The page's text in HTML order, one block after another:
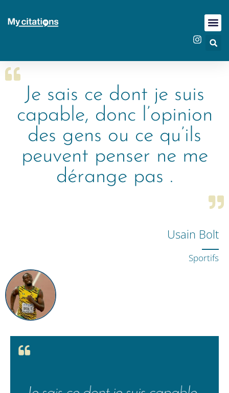
Je sais ce dont je suis
capable, donc l’opinion
des gens ou ce qu’ils
peuvent penser ne me
dérange pas .
Usain Bolt
Sportifs